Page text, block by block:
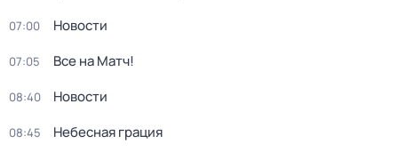
07:00 Новости
07:05 Все на Матч!
08:40 Новости
08:45 Небесная грация